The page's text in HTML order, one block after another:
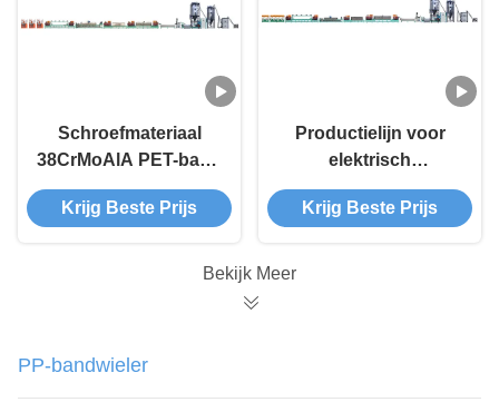
Schroefmateriaal
38CrMoAlA PET-band
Productielijn Uitvoer
niet minder dan 7 ton
Krijg Beste Prijs
Productielijn voor
elektrisch
aangedreven plastic
banden met een
Krijg Beste Prijs
Bekijk Meer
PP-bandwieler